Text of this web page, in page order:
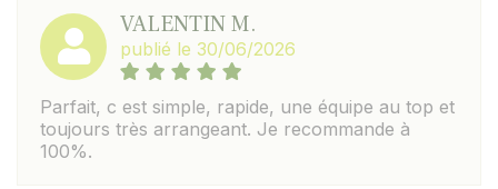
VALENTIN M.
publié le 30/06/2026
Parfait, c est simple, rapide, une équipe au top et
toujours très arrangeant. Je recommande à
100%.